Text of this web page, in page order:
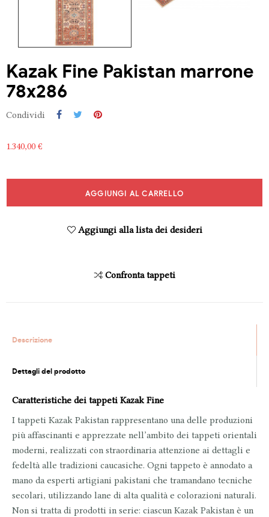
Kazak Fine Pakistan marrone
78x286
Condividi
1.340,00 €
AGGIUNGI AL CARRELLO
Aggiungi alla lista dei desideri
Confronta tappeti
Descrizione
Dettagli del prodotto
Caratteristiche dei tappeti Kazak Fine
I tappeti Kazak Pakistan rappresentano una delle produzioni
più affascinanti e apprezzate nell’ambito dei tappeti orientali
moderni, realizzati con straordinaria attenzione ai dettagli e
fedeltà alle tradizioni caucasiche. Ogni tappeto è annodato a
mano da esperti artigiani pakistani che tramandano tecniche
secolari, utilizzando lane di alta qualità e colorazioni naturali.
Non si tratta di prodotti in serie: ciascun Kazak Pakistan è un